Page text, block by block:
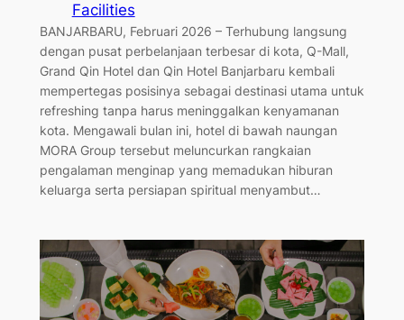
Facilities
BANJARBARU, Februari 2026 – Terhubung langsung
dengan pusat perbelanjaan terbesar di kota, Q-Mall,
Grand Qin Hotel dan Qin Hotel Banjarbaru kembali
mempertegas posisinya sebagai destinasi utama untuk
refreshing tanpa harus meninggalkan kenyamanan
kota. Mengawali bulan ini, hotel di bawah naungan
MORA Group tersebut meluncurkan rangkaian
pengalaman menginap yang memadukan hiburan
keluarga serta persiapan spiritual menyambut…